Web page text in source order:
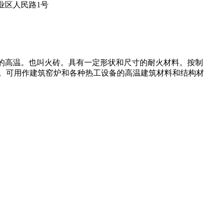
区人民路1号
温。也叫火砖。具有一定形状和尺寸的耐火材料。按制
用作建筑窑炉和各种热工设备的高温建筑材料和结构材